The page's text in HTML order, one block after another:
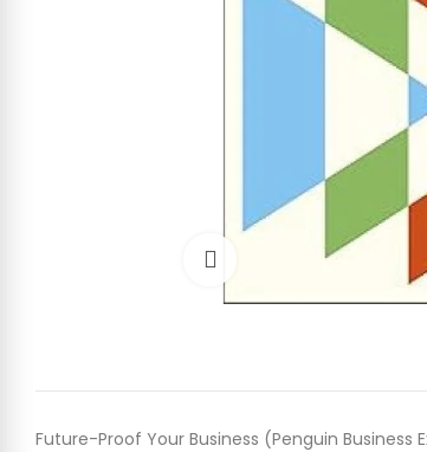
Cliquez pour agrandir
Future-Proof Your Business (Penguin Business